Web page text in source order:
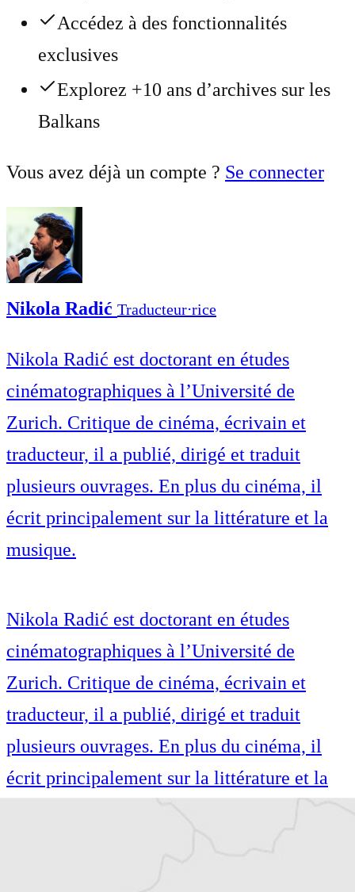
Accédez à des fonctionnalités
exclusives
Explorez +10 ans d’archives sur les
Balkans
Vous avez déjà un compte ? Se connecter
Nikola Radić Traducteur⋅rice
Nikola Radić est doctorant en études
cinématographiques à l’Université de
Zurich. Critique de cinéma, écrivain et
traducteur, il a publié, dirigé et traduit
plusieurs ouvrages. En plus du cinéma, il
écrit principalement sur la littérature et la
musique.
Nikola Radić est doctorant en études
cinématographiques à l’Université de
Zurich. Critique de cinéma, écrivain et
traducteur, il a publié, dirigé et traduit
plusieurs ouvrages. En plus du cinéma, il
écrit principalement sur la littérature et la